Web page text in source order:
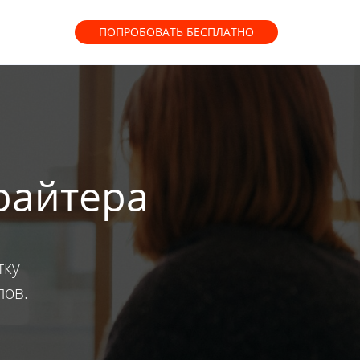
ПОПРОБОВАТЬ БЕСПЛАТНО